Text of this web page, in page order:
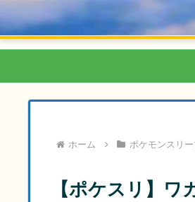
ホーム ポケモンスリー
【ポケスリ】ワ